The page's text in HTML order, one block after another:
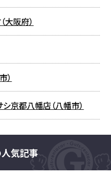
大阪府）
）
京都八幡店（八幡市）
気記事